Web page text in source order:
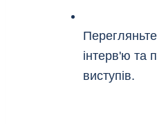
інтерв'ю та
виступів.